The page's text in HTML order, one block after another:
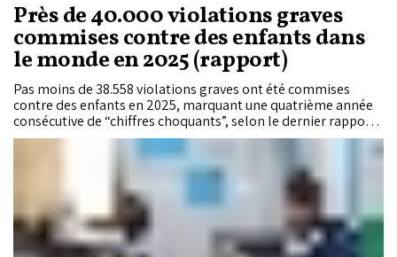
Près de 40.000 violations graves
commises contre des enfants dans
le monde en 2025 (rapport)
Pas moins de 38.558 violations graves ont été commises
contre des enfants en 2025, marquant une quatrième année
consécutive de “chiffres choquants”, selon le dernier rapport
du Secrétaire général des Nations Unies sur les enfants et les
conflits armés (CAAC), rendu public mercredi à New York.